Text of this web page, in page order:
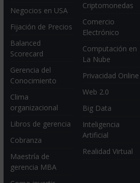
Negocios en USA
Fijación de Precios
Balanced
Scorecard
Gerencia del
Conocimiento
Clima
organizacional
Libros de gerencia
Cobranza
Maestría de
gerencia MBA
Criptomonedas
Comercio
Electrónico
Computación en
La Nube
Privacidad Online
Web 2.0
Big Data
Inteligencia
Artificial
Realidad Virtual